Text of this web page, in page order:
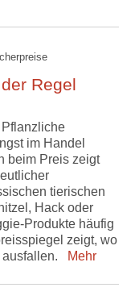
Regel
im Handel
beim Preis zeigt
tierischen
Hack oder
Produkte häufig
zeigt, wo
Mehr